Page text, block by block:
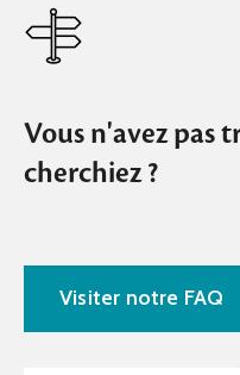
Vous n'avez pas
cherchiez ?
Visiter notre FAQ